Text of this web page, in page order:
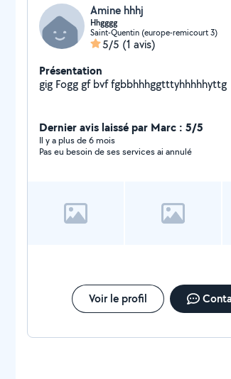
Amine hhhj
Hhgggg
Saint-Quentin (europe-remicourt 3)
5/5 (1 avis)
Présentation
gig Fogg gf bvf fgbbhhhggtttyhhhhhyttg
Dernier avis laissé par Marc : 5/5
Il y a plus de 6 mois
Pas eu besoin de ses services ai annulé
Voir le profil